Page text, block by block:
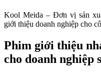
Kool Meida – Đơn vị sản
giới thiệu doanh nghiệp cho
Phim giới thiệu
cho doanh nghiệp